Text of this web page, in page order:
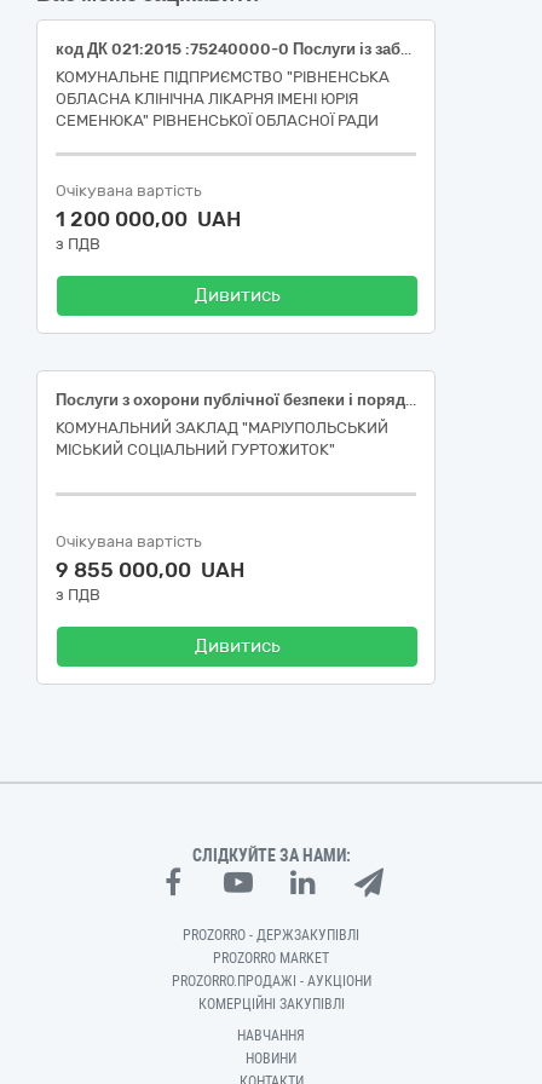
код ДК 021:2015 :75240000-0 Послуги із забезпечення громадської безпеки, охорони правопорядку та громадського порядку (Послуги з фізичної охорони приміщення комунального підприємства «Рівненська обласна клінічна лікарня імені Юрія Семенюка» Рівненської обласної ради (за адресою: м. Рівне, вул.Київська,78Г ))
КОМУНАЛЬНЕ ПІДПРИЄМСТВО "РІВНЕНСЬКА
ОБЛАСНА КЛІНІЧНА ЛІКАРНЯ ІМЕНІ ЮРІЯ
СЕМЕНЮКА" РІВНЕНСЬКОЇ ОБЛАСНОЇ РАДИ
Очікувана вартість
1 200 000,00 UAH
з ПДВ
Дивитись
Послуги з охорони публічної безпеки і порядку для облаштування приміщень для розміщення внутрішньо-переміщених та/або евакуйованих осіб
КОМУНАЛЬНИЙ ЗАКЛАД "МАРІУПОЛЬСЬКИЙ
МІСЬКИЙ СОЦІАЛЬНИЙ ГУРТОЖИТОК"
Очікувана вартість
9 855 000,00 UAH
з ПДВ
Дивитись
СЛІДКУЙТЕ ЗА НАМИ:
PROZORRO - ДЕРЖЗАКУПІВЛІ
PROZORRO MARKET
PROZORRO.ПРОДАЖІ - АУКЦІОНИ
КОМЕРЦІЙНІ ЗАКУПІВЛІ
НАВЧАННЯ
НОВИНИ